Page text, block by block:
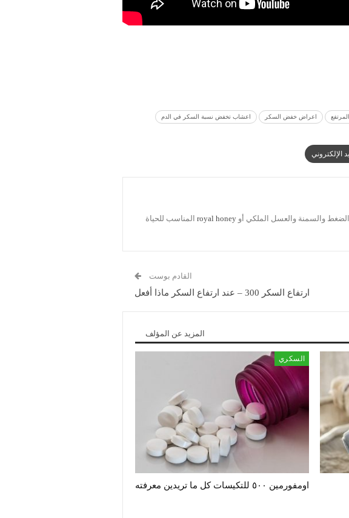
اعراض خفض السكر اعشاب تخفض نسبة السكر في الدم
الإلكتروني
والسمنة والعسل الملكي أو royal honey المناسب للحياة
القادم بوست
ارتفاع السكر 300 – عند ارتفاع السكر ماذا أفعل
المزيد عن المؤلف
السكري
اومفورمين ٥٠٠ للتكيسات كل ما تريدين معرفته